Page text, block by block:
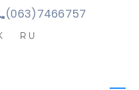
(063)7466757
RU